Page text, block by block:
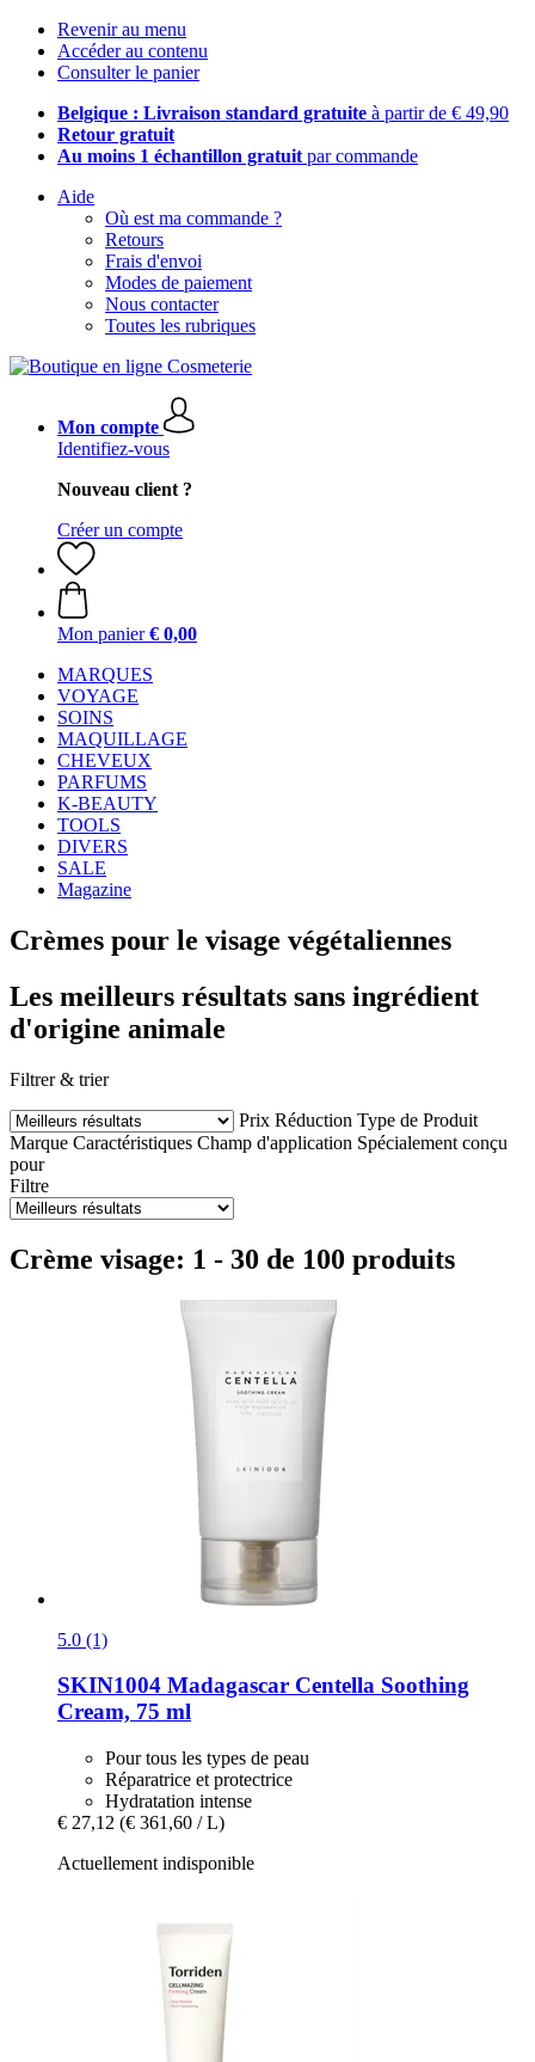
Revenir au menu
Accéder au contenu
Consulter le panier
Belgique : Livraison standard gratuite à partir de € 49,90
Retour gratuit
Au moins 1 échantillon gratuit par commande
Aide
Où est ma commande ?
Retours
Frais d'envoi
Modes de paiement
Nous contacter
Toutes les rubriques
Mon compte
Identifiez-vous
Nouveau client ?
Créer un compte
Mon panier € 0,00
MARQUES
VOYAGE
SOINS
MAQUILLAGE
CHEVEUX
PARFUMS
K-BEAUTY
TOOLS
DIVERS
SALE
Magazine
Crèmes pour le visage végétaliennes
Les meilleurs résultats sans ingrédient
d'origine animale
Filtrer & trier
Prix Réduction Type de Produit
Marque Caractéristiques Champ d'application Spécialement conçu
pour
Filtre
Crème visage: 1 - 30 de 100 produits
5.0 (1)
SKIN1004 Madagascar Centella Soothing
Cream, 75 ml
Pour tous les types de peau
Réparatrice et protectrice
Hydratation intense
€ 27,12 (€ 361,60 / L)
Actuellement indisponible